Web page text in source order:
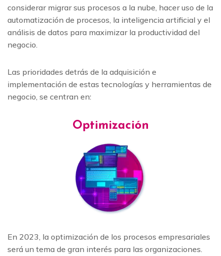
considerar migrar sus procesos a la nube, hacer uso de la
automatización de procesos, la inteligencia artificial y el
análisis de datos para maximizar la productividad del
negocio.
Las prioridades detrás de la adquisición e
implementación de estas tecnologías y herramientas de
negocio, se centran en:
Optimización
En 2023, la optimización de los procesos empresariales
será un tema de gran interés para las organizaciones.